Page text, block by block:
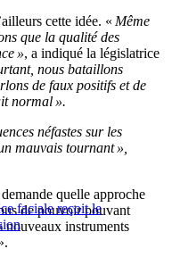
cette idée. « Même
que la qualité des
», a indiqué la législatrice
nous bataillons
de faux positifs et de
normal ».
néfastes sur les
mauvais tournant »,
faciale reçoit le
quelle approche
de pouvoir pouvant
nouveaux instruments